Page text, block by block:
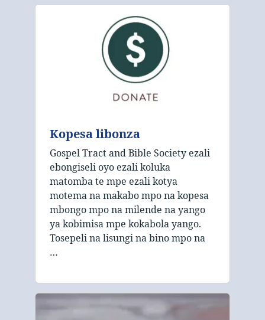
Kopesa libonza
Gospel Tract and Bible Society ezali
ebongiseli oyo ezali koluka
matomba te mpe ezali kotya
motema na makabo mpo na kopesa
mbongo mpo na milende na yango
ya kobimisa mpe kokabola yango.
Tosepeli na lisungi na bino mpo na
…